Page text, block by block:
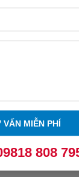
Tự Động
Áo Tự Động
VẤN MIỄN PHÍ
808